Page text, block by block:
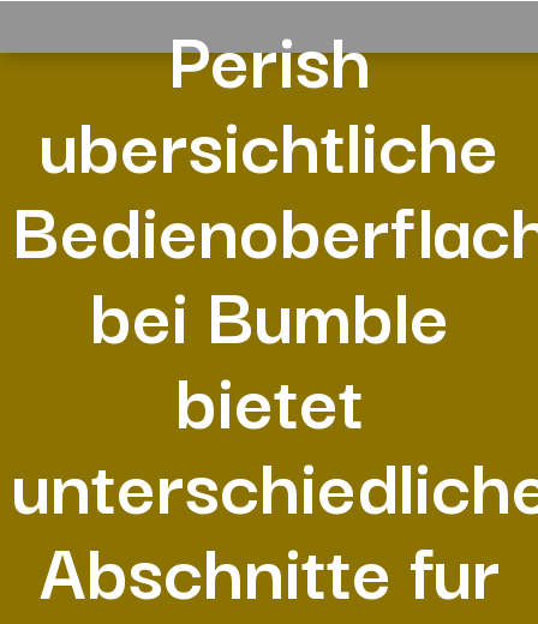
Perish
ubersichtliche
bei Bumble
bietet
Abschnitte fur